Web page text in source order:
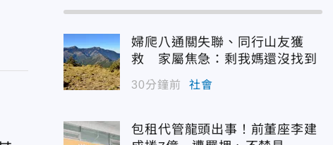
婦爬八通關失聯、同行山友獲
救 家屬焦急：剩我媽還沒找到
30分鐘前 社會
包租代管龍頭出事！前董座李建